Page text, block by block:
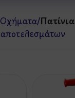
Οχήματα/Πατίνια